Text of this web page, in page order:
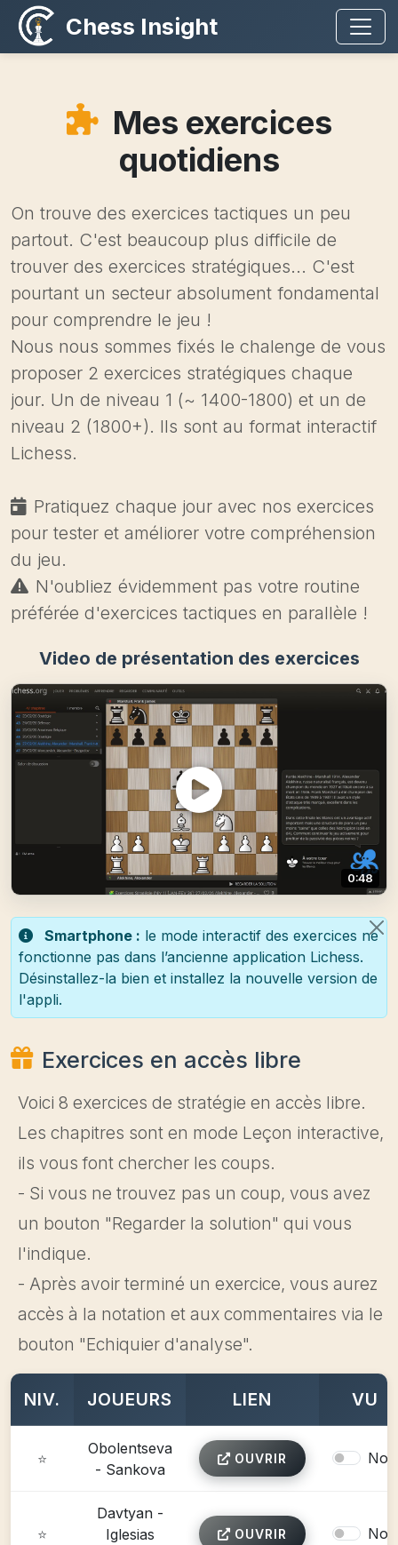
Chess Insight
Mes exercices
quotidiens
On trouve des exercices tactiques un peu
partout. C'est beaucoup plus difficile de
trouver des exercices stratégiques... C'est
pourtant un secteur absolument fondamental
pour comprendre le jeu !
Nous nous sommes fixés le chalenge de vous
proposer 2 exercices stratégiques chaque
jour. Un de niveau 1 (~ 1400-1800) et un de
niveau 2 (1800+). Ils sont au format interactif
Lichess.
Pratiquez chaque jour avec nos exercices
pour tester et améliorer votre compréhension
du jeu.
N'oubliez évidemment pas votre routine
préférée d'exercices tactiques en parallèle !
Video de présentation des exercices
0:48
Smartphone : le mode interactif des exercices ne
fonctionne pas dans l’ancienne application Lichess.
Désinstallez-la bien et installez la nouvelle version de
l'appli.
Exercices en accès libre
Voici 8 exercices de stratégie en accès libre.
Les chapitres sont en mode Leçon interactive,
ils vous font chercher les coups.
- Si vous ne trouvez pas un coup, vous avez
un bouton "Regarder la solution" qui vous
l'indique.
- Après avoir terminé un exercice, vous aurez
accès à la notation et aux commentaires via le
bouton "Echiquier d'analyse".
NIV. JOUEURS LIEN VU
⭐
Obolentseva
- Sankova
OUVRIR Non
⭐
Davtyan -
Iglesias
OUVRIR Non